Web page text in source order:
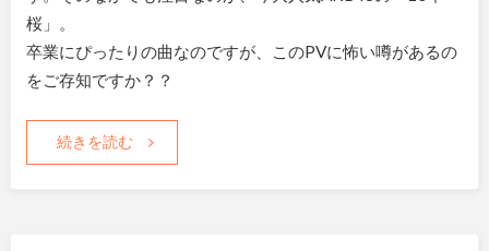
桜」。
卒業にぴったりの曲なのですが、このPVに怖い噂があるの
をご存知ですか？？
続きを読む